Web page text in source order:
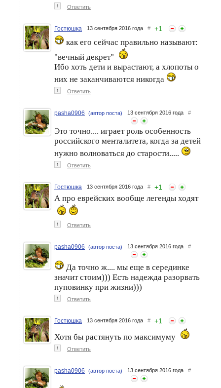
↑ Ответить
Гостюшка 13 сентября 2016 года # +1
как его сейчас правильно называют:
"вечный декрет"
Ибо хоть дети и вырастают, а хлопоты о
них не заканчиваются никогда
↑ Ответить
pasha0906 (автор поста) 13 сентября 2016 года #
Это точно.... играет роль особенность
российского менталитета, когда за детей
нужно волноваться до старости.....
↑ Ответить
Гостюшка 13 сентября 2016 года # +1
А про еврейских вообще легенды ходят
↑ Ответить
pasha0906 (автор поста) 13 сентября 2016 года #
Да точно ж.... мы еще в серединке
значит стоим))) Есть надежда разорвать
пуповинку при жизни)))
↑ Ответить
Гостюшка 13 сентября 2016 года # +1
Хотя бы растянуть по максимуму
↑ Ответить
pasha0906 (автор поста) 13 сентября 2016 года #